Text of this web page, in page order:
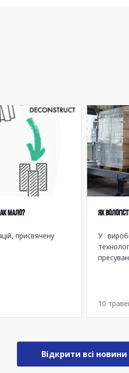
МАЛО?
присвячену
ЯК
У
10
Відкрити всі новини